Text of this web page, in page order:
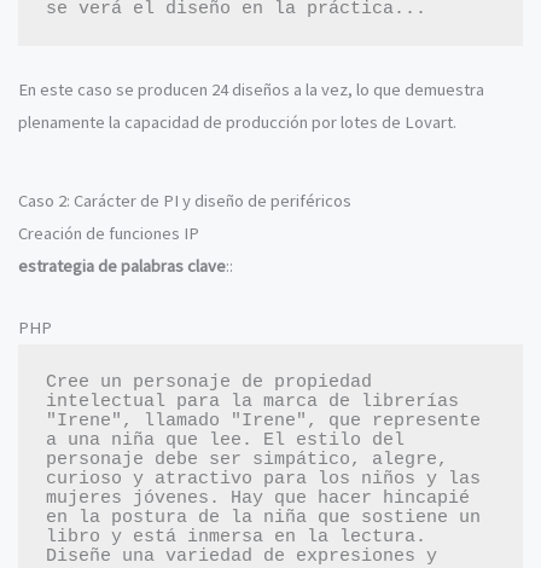
En este caso se producen 24 diseños a la vez, lo que demuestra
plenamente la capacidad de producción por lotes de Lovart.
Caso 2: Carácter de PI y diseño de periféricos
Creación de funciones IP
estrategia de palabras clave::
PHP
Cree un personaje de propiedad
intelectual para la marca de librerías
"Irene", llamado "Irene", que represente
a una niña que lee. El estilo del
personaje debe ser simpático, alegre,
curioso y atractivo para los niños y las
mujeres jóvenes. Hay que hacer hincapié
en la postura de la niña que sostiene un
libro y está inmersa en la lectura.
Diseñe una variedad de expresiones y